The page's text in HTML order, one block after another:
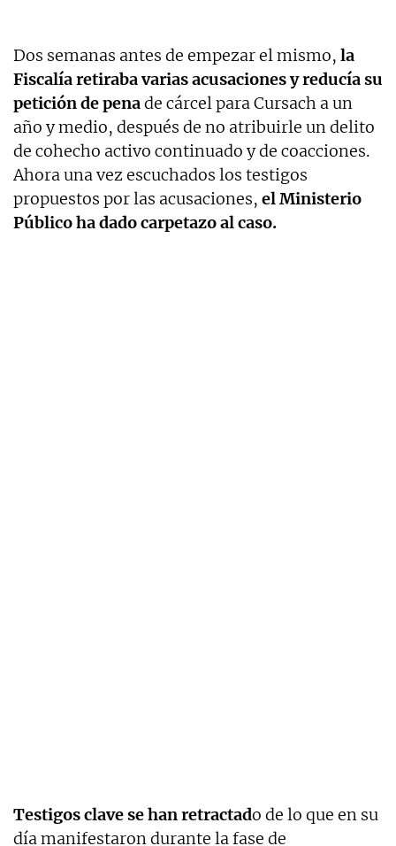
Dos semanas antes de empezar el mismo, la
Fiscalía retiraba varias acusaciones y reducía su
petición de penade cárcel para Cursach a un
año y medio, después de no atribuirle un delito
de cohecho activo continuado y de coacciones.
Ahora una vez escuchados los testigos
propuestos por las acusaciones, el Ministerio
Público ha dado carpetazo al caso.
Testigos clave se han retractado de lo que en su
día manifestaron durante la fase de